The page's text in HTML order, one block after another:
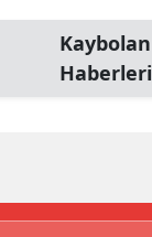
Kaybolan
Haberleri